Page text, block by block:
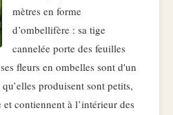
mètres en forme
d’ombellifère : sa tige
cannelée porte des feuilles
fleurs en ombelles sont d'un
produisent sont petits,
contiennent à l’intérieur des